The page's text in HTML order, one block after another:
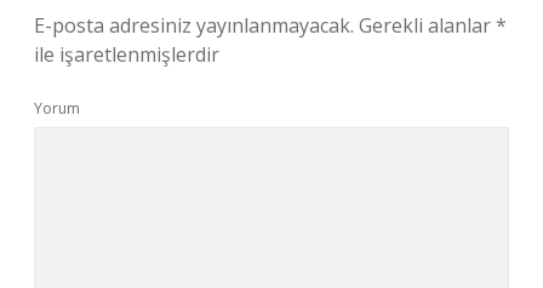
E-posta adresiniz yayınlanmayacak. Gerekli alanlar*
ile işaretlenmişlerdir
Yorum